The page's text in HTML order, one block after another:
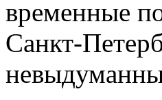
временные
Санкт-